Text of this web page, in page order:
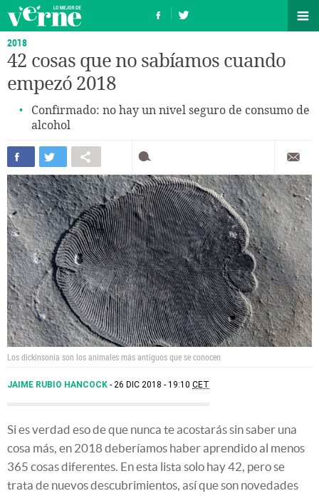
2018
42 cosas que no sabíamos cuando
empezó 2018
Confirmado: no hay un nivel seguro de consumo de
alcohol
Los dickinsonia son los animales más antiguos que se conocen
JAIME RUBIO HANCOCK 26 DIC 2018 - 19:10 CET
Si es verdad eso de que nunca te acostarás sin saber una
cosa más, en 2018 deberíamos haber aprendido al menos
365 cosas diferentes. En esta lista solo hay 42, pero se
trata de nuevos descubrimientos, así que son novedades